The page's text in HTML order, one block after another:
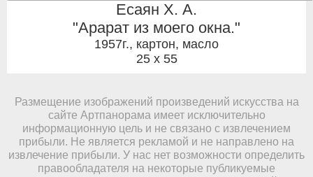
Есаян Х. А.
"Арарат из моего окна."
1957г., картон, масло
25 x 55
Размещение изображений произведений искусства на
сайте Артпанорама имеет исключительно
информационную цель и не связано с извлечением
прибыли. Не является рекламой и не направлено на
извлечение прибыли. У нас нет возможности определить
правообладателя на некоторые публикуемые